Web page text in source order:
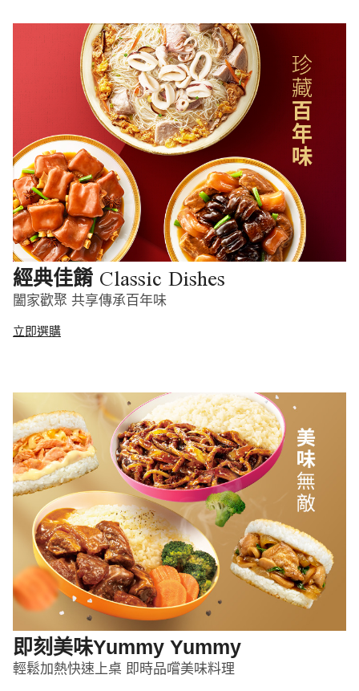
經典佳餚 Classic Dishes
闔家歡聚 共享傳承百年味
立即選購
即刻美味Yummy Yummy
輕鬆加熱快速上桌 即時品嚐美味料理